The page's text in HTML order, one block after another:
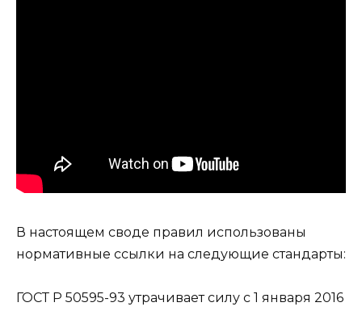
В настоящем своде правил использованы
нормативные ссылки на следующие стандарты:
ГОСТ Р 50595-93 утрачивает силу с 1 января 2016